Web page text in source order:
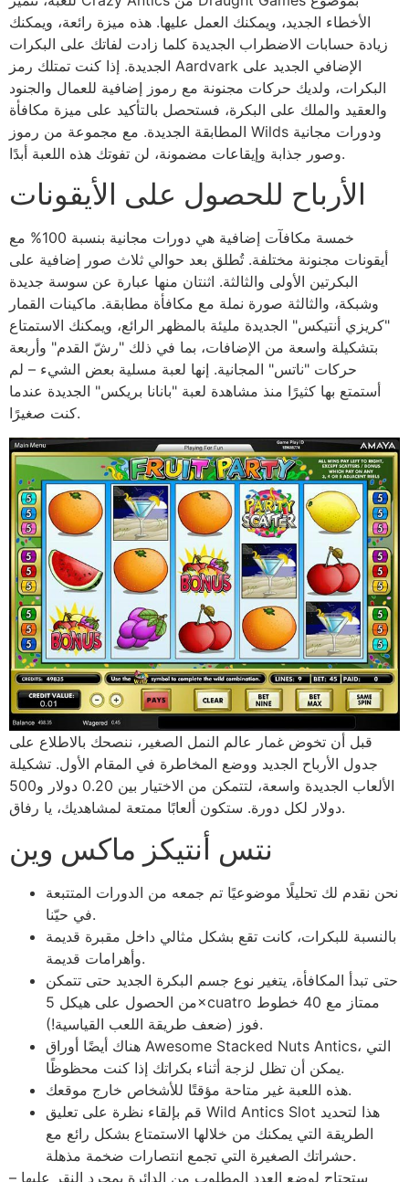
الأخطاء الجديد، ويمكنك العمل عليها. هذه ميزة رائعة، ويمكنك
زيادة حسابات الاضطراب الجديدة كلما زادت لفاتك على البكرات
الجديدة. إذا كنت تمتلك رمز Aardvark الإضافي الجديد على
البكرات، ولديك حركات مجنونة مع رموز إضافية للعمال والجنود
والعقيد والملك على البكرة، فستحصل بالتأكيد على ميزة مكافأة
المطابقة الجديدة. مع مجموعة من رموز Wilds ودورات مجانية
وصور جذابة وإيقاعات مضمونة، لن تفوتك هذه اللعبة أبدًا.
الأرباح للحصول على الأيقونات
خمسة مكافآت إضافية هي دورات مجانية بنسبة 100% مع
أيقونات مجنونة مختلفة. تُطلق بعد حوالي ثلاث صور إضافية على
البكرتين الأولى والثالثة. اثنتان منها عبارة عن سوسة جديدة
وشبكة، والثالثة صورة نملة مع مكافأة مطابقة. ماكينات القمار
"كريزي أنتيكس" الجديدة مليئة بالمظهر الرائع، ويمكنك الاستمتاع
بتشكيلة واسعة من الإضافات، بما في ذلك "رشّ القدم" وأربعة
حركات "ناتس" المجانية. إنها لعبة مسلية بعض الشيء – لم
أستمتع بها كثيرًا منذ مشاهدة لعبة "بانانا بريكس" الجديدة عندما
كنت صغيرًا.
قبل أن تخوض غمار عالم النمل الصغير، ننصحك بالاطلاع على
جدول الأرباح الجديد ووضع المخاطرة في المقام الأول. تشكيلة
الألعاب الجديدة واسعة، لتتمكن من الاختيار بين 0.20 دولار و500
دولار لكل دورة. ستكون ألعابًا ممتعة لمشاهديك، يا رفاق.
نتس أنتيكز ماكس وين
نحن نقدم لك تحليلًا موضوعيًا تم جمعه من الدورات المتتبعة
في حيّنا.
بالنسبة للبكرات، كانت تقع بشكل مثالي داخل مقبرة قديمة
وأهرامات قديمة.
حتى تبدأ المكافأة، يتغير نوع جسم البكرة الجديد حتى تتمكن
من الحصول على هيكل 5×cuatro ممتاز مع 40 خطوط
فوز (ضعف طريقة اللعب القياسية!).
هناك أيضًا أوراق Awesome Stacked Nuts Antics، التي
يمكن أن تظل لزجة أثناء بكراتك إذا كنت محظوظًا.
هذه اللعبة غير متاحة مؤقتًا للأشخاص خارج موقعك.
قم بإلقاء نظرة على تعليق Wild Antics Slot هذا لتحديد
الطريقة التي يمكنك من خلالها الاستمتاع بشكل رائع مع
حشراتك الصغيرة التي تجمع انتصارات ضخمة مذهلة.
ستحتاج لوضع العدد المطلوب من الدائرة بمجرد النقر عليها –